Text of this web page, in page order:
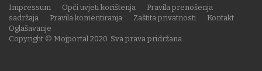
Copyright © Mojportal 2020. Sva prava pridržana.
Impressum Opći uvjeti korištenja
Pravila prenošenja
sadržaja
Pravila komentiranja Zaštita privatnosti
Kontakt
Oglašavanje